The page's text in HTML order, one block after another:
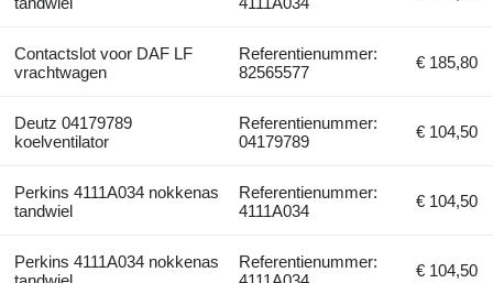
Contactslot voor DAF LF
vrachtwagen
Referentienummer:
82565577
€ 185,80
Deutz 04179789
koelventilator
Referentienummer:
04179789
€ 104,50
Perkins 4111A034 nokkenas
tandwiel
Referentienummer:
4111A034
€ 104,50
Perkins 4111A034 nokkenas
Referentienummer:
€ 104,50